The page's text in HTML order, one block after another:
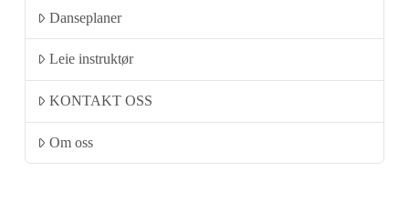
Danseplaner
Leie instruktør
KONTAKT OSS
Om oss